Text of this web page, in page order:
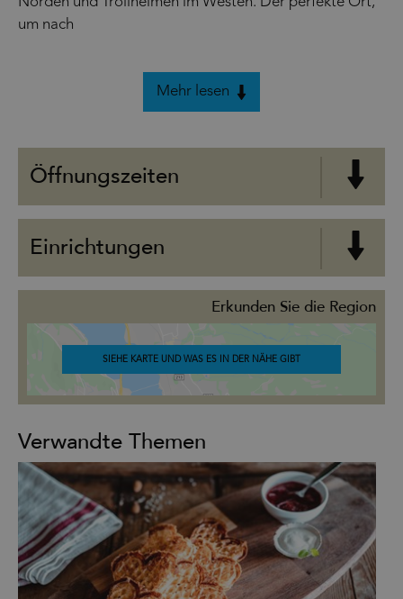
um nach
Mehr lesen
Öffnungszeiten
Einrichtungen
Erkunden Sie die Region
SIEHE KARTE UND WAS ES IN DER NÄHE GIBT
Verwandte Themen